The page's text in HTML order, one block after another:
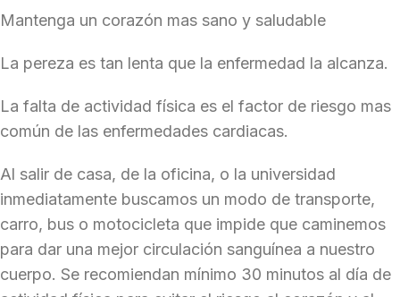
Mantenga un corazón mas sano y saludable
La pereza es tan lenta que la enfermedad la alcanza.
La falta de actividad física es el factor de riesgo mas
común de las enfermedades cardiacas.
Al salir de casa, de la oficina, o la universidad
inmediatamente buscamos un modo de transporte,
carro, bus o motocicleta que impide que caminemos
para dar una mejor circulación sanguínea a nuestro
cuerpo. Se recomiendan mínimo 30 minutos al día de